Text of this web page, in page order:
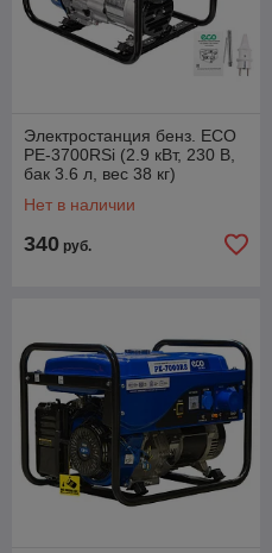
Электростанция бенз. ECO
PE-3700RSi (2.9 кВт, 230 В,
бак 3.6 л, вес 38 кг)
Нет в наличии
340 руб.